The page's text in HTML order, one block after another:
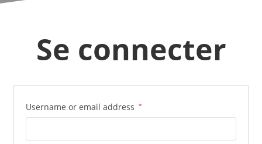
Se connecter
Username or email address *